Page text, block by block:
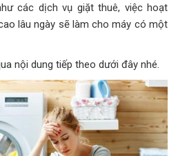
các dịch vụ giặt thuê, việc hoạt
lâu ngày sẽ làm cho máy có một
nội dung tiếp theo dưới đây nhé.